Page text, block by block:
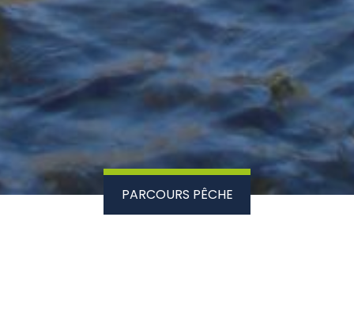
PARCOURS PÊCHE